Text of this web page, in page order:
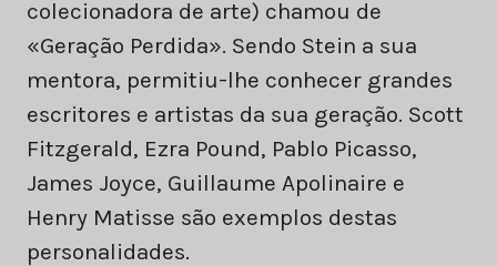
colecionadora de arte) chamou de
«Geração Perdida». Sendo Stein a sua
mentora, permitiu-lhe conhecer grandes
escritores e artistas da sua geração. Scott
Fitzgerald, Ezra Pound, Pablo Picasso,
James Joyce, Guillaume Apolinaire e
Henry Matisse são exemplos destas
personalidades.